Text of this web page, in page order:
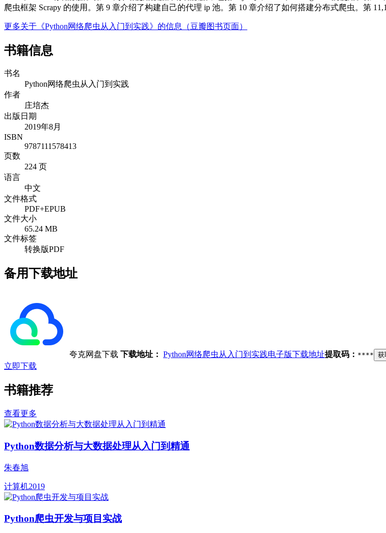
爬虫框架 Scrapy 的使用。第 9 章介绍了构建自己的代理 ip 池。第 10 章介绍了如何搭建分布式爬虫。第
更多关于《Python网络爬虫从入门到实践》的信息（豆瓣图书页面）
书籍信息
书名
Python网络爬虫从入门到实践
作者
庄培杰
出版日期
2019年8月
ISBN
9787111578413
页数
224 页
语言
中文
文件格式
PDF+EPUB
文件大小
65.24 MB
文件标签
转换版PDF
备用下载地址
夸克网盘下载 下载地址： Python网络爬虫从入门到实践电子版下载地址提取码： **** 获
立即下载
书籍推荐
查看更多
Python数据分析与大数据处理从入门到精通
朱春旭
计算机2019
Python爬虫开发与项目实战